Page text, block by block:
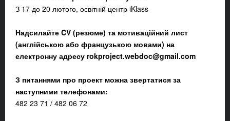
З 17 до 20 лютого, освітній центр iKlass
Надсилайте CV (резюме) та мотиваційний лист
(англійською або французькою мовами) на
електронну адресу rokproject.webdoc@gmail.com
З питаннями про проект можна звертатися за
наступними телефонами:
482 23 71 / 482 06 72